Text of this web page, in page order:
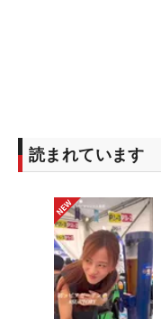
読まれています